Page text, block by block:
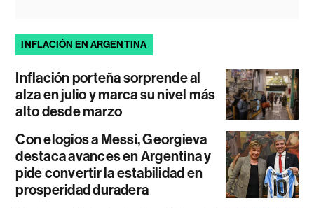
INFLACIÓN EN ARGENTINA
Inflación porteña sorprende al
alza en julio y marca su nivel más
alto desde marzo
Con elogios a Messi, Georgieva
destaca avances en Argentina y
pide convertir la estabilidad en
prosperidad duradera